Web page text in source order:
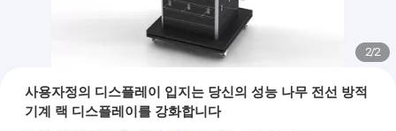
2/2
사용자정의 디스플레이 입지는 당신의 성능 나무 전선 방적
기계 랙 디스플레이를 강화합니다